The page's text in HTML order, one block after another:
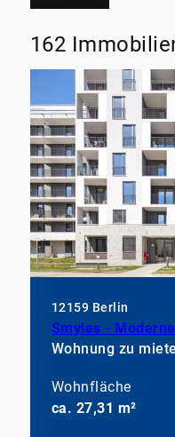
162
12159 Berlin
Wohnung zu
Wohnfläche
ca. 27,31 m²